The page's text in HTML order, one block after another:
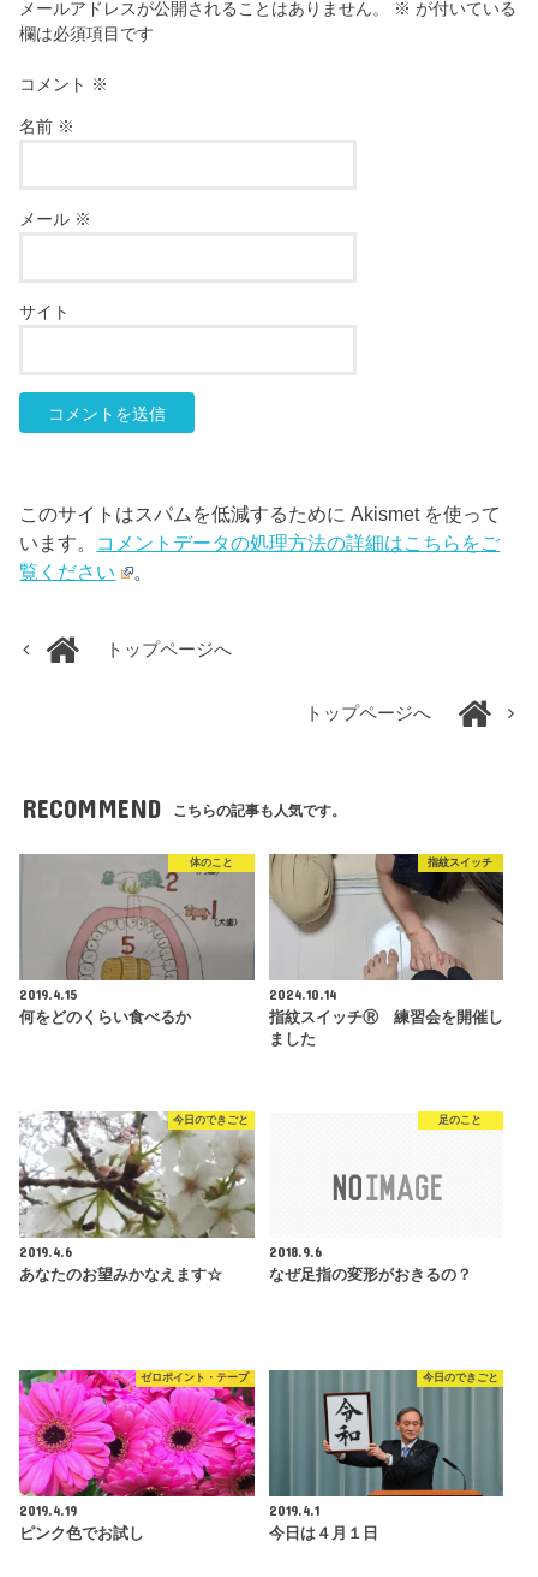
メールアドレスが公開されることはありません。 ※ が付いている
欄は必須項目です
コメント ※
名前 ※
メール ※
サイト
このサイトはスパムを低減するために Akismet を使って
います。 コメントデータの処理方法の詳細はこちらをご
覧ください
。
トップページへ
トップページへ
RECOMMEND こちらの記事も人気です。
体のこと
2019.4.15
何をどのくらい食べるか
指紋スイッチ
2024.10.14
指紋スイッチⓇ 練習会を開催し
ました
今日のできごと
2019.4.6
あなたのお望みかなえます☆
足のこと
2018.9.6
なぜ足指の変形がおきるの？
ゼロポイント・テープ
2019.4.19
ピンク色でお試し
今日のできごと
2019.4.1
今日は４月１日